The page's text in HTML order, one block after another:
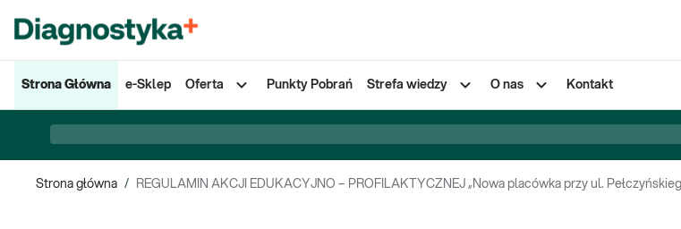
Strona Główna e-Sklep Oferta Punkty Pobrań Strefa wiedzy O nas Kontakt
Strona główna / REGULAMIN AKCJI EDUKACYJNO – PROFILAKTYCZNEJ „Nowa placówka przy ul.